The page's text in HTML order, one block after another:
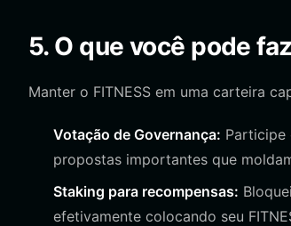
5. O que você pode
Manter o FITNESS em uma carteira
Votação de Governança: Participe
propostas importantes que
Staking para recompensas:
efetivamente colocando seu